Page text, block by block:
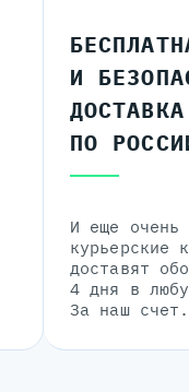
И
ДОСТАВКА
ПО
И еще очень
курьерские
доставят
4 дня в
За наш счет.